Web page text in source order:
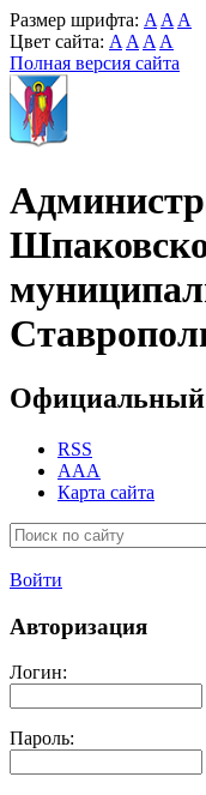
Размер шрифта: A A A
Цвет сайта: A A A A
Полная версия сайта
Официальный
RSS
AAA
Карта сайта
Войти
Авторизация
Логин:
Пароль: